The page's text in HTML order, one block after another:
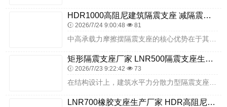
HDR1000高阻尼建筑隔震支座 减隔震支座生产厂家 房屋橡胶隔震支座厂家
2026/7/24 9:00:48 81
中高承载力摩擦摆隔震支座的核心优势在于其能够适应中大型工程的竖向荷载需求，同时提供 300mm 的极限位移能力，适用于中大型建筑、桥梁等需要大位移隔震的工程。F...
矩形隔震支座厂家 LNR500隔震支座生产厂家 LRB400铅芯隔震支座生产厂家
2026/7/23 9:22:42 73
LNR700橡胶支座生产厂家 HDR高阻尼隔震橡胶支座多少钱 建筑隔震支座加工